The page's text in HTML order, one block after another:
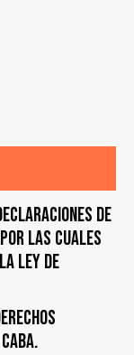
de
las cuales
Ley de